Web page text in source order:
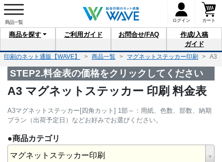
ログイン カート
商品を探す ご利用 ガイド お問合せ/FAQ
作成/入稿
ガイド
印刷のネット通販【WAVE】 商品一覧 マグネットステッカー印刷 A3
STEP2.料金表の価格をクリックしてください
A3 マグネットステッカー 印刷 料金表
A3マグネットステッカー[四角カット] 1部～：用紙、色数、部数、納期
プラン（出荷予定日）などお好みでお選びください。
●商品カテゴリ
マグネットステッカー印刷